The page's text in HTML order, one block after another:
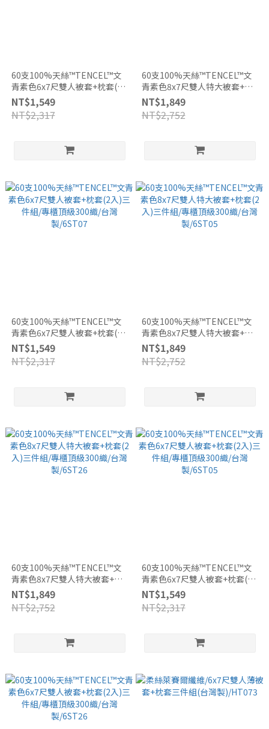
60支100%天絲™TENCEL™文
青素色6x7尺雙人被套+枕套(2
入)三件組/專櫃頂級300織/台灣
製/6ST29
NT$1,549
NT$2,317
60支100%天絲™TENCEL™文
青素色8x7尺雙人特大被套+枕
套(2入)三件組/專櫃頂級300織/
台灣製/6ST07
NT$1,849
NT$2,752
60支100%天絲™TENCEL™文
青素色6x7尺雙人被套+枕套(2
入)三件組/專櫃頂級300織/台灣
製/6ST07
NT$1,549
NT$2,317
60支100%天絲™TENCEL™文
青素色8x7尺雙人特大被套+枕
套(2入)三件組/專櫃頂級300織/
台灣製/6ST05
NT$1,849
NT$2,752
60支100%天絲™TENCEL™文
青素色8x7尺雙人特大被套+枕
套(2入)三件組/專櫃頂級300織/
台灣製/6ST26
NT$1,849
NT$2,752
60支100%天絲™TENCEL™文
青素色6x7尺雙人被套+枕套(2
入)三件組/專櫃頂級300織/台灣
製/6ST05
NT$1,549
NT$2,317